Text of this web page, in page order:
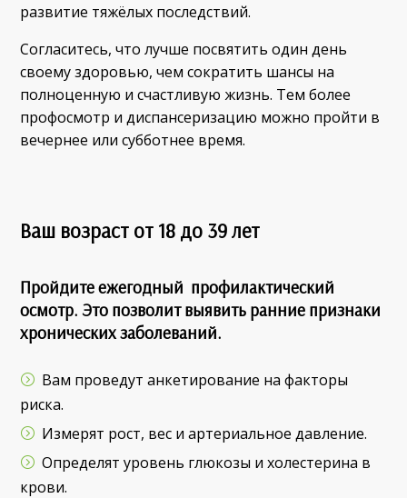
развитие тяжёлых последствий.
Согласитесь, что лучше посвятить один день
своему здоровью, чем сократить шансы на
полноценную и счастливую жизнь. Тем более
профосмотр и диспансеризацию можно пройти в
вечернее или субботнее время.
Ваш возраст от 18 до 39 лет
Пройдите ежегодный профилактический
осмотр. Это позволит выявить ранние признаки
хронических заболеваний.
Вам проведут анкетирование на факторы
риска.
Измерят рост, вес и артериальное давление.
Определят уровень глюкозы и холестерина в
крови.